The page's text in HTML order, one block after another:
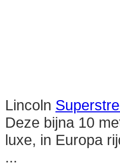
Lincoln
Deze bijna 10
luxe, in Europa
...